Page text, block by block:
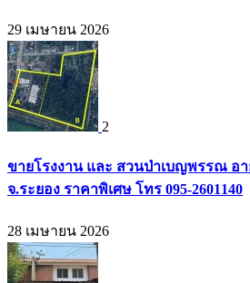
29 เมษายน 2026
2
ขายโรงงาน และ สวนป่าเบญพรรณ อา
จ.ระยอง ราคาพิเศษ โทร 095-2601140
28 เมษายน 2026